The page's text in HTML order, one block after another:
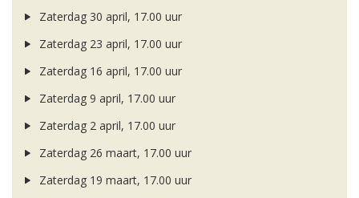
Zaterdag 30 april, 17.00 uur
Zaterdag 23 april, 17.00 uur
Zaterdag 16 april, 17.00 uur
Zaterdag 9 april, 17.00 uur
Zaterdag 2 april, 17.00 uur
Zaterdag 26 maart, 17.00 uur
Zaterdag 19 maart, 17.00 uur